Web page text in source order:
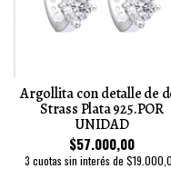
Argollita con detalle de
Strass Plata 925.POR
UNIDAD
$57.000,00
3 cuotas sin interés de